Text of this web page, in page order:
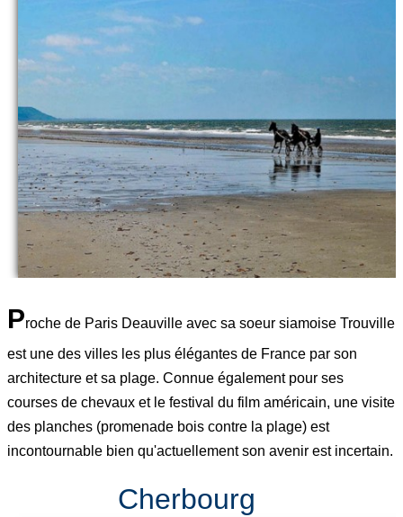
Proche de Paris Deauville avec sa soeur siamoise Trouville
est une des villes les plus élégantes de France par son
architecture et sa plage. Connue également pour ses
courses de chevaux et le festival du film américain, une visite
des planches (promenade bois contre la plage) est
incontournable bien qu'actuellement son avenir est incertain.
Cherbourg